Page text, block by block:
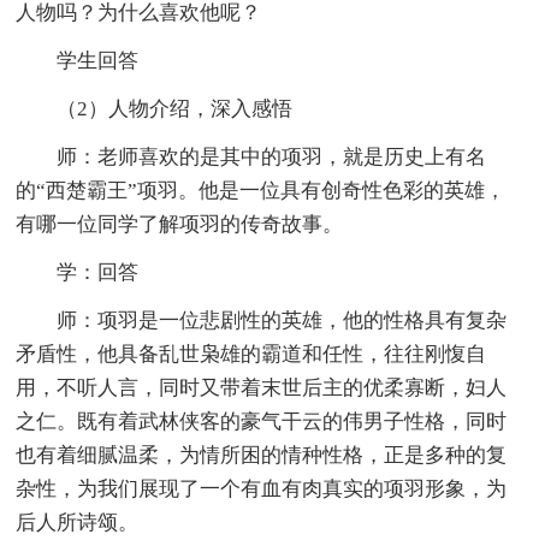
人物吗？为什么喜欢他呢？
学生回答
（2）人物介绍，深入感悟
师：老师喜欢的是其中的项羽，就是历史上有名
的“西楚霸王”项羽。他是一位具有创奇性色彩的英雄，
有哪一位同学了解项羽的传奇故事。
学：回答
师：项羽是一位悲剧性的英雄，他的性格具有复杂
矛盾性，他具备乱世枭雄的霸道和任性，往往刚愎自
用，不听人言，同时又带着末世后主的优柔寡断，妇人
之仁。既有着武林侠客的豪气干云的伟男子性格，同时
也有着细腻温柔，为情所困的情种性格，正是多种的复
杂性，为我们展现了一个有血有肉真实的项羽形象，为
后人所诗颂。